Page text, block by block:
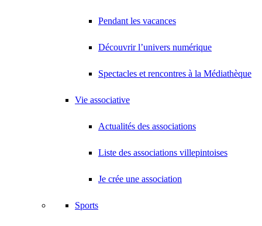
Pendant les vacances
Découvrir l’univers numérique
Spectacles et rencontres à la Médiathèque
Vie associative
Actualités des associations
Liste des associations villepintoises
Je crée une association
Sports